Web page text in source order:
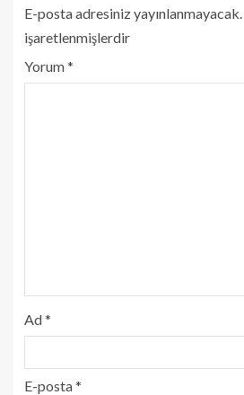
E-posta adresiniz yayınlanmayacak.
işaretlenmişlerdir
Yorum*
Ad*
E-posta*